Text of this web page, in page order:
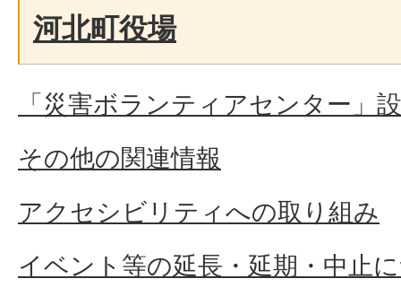
河北町役場
「災害ボランティアセンター」
その他の関連情報
アクセシビリティへの取り組み
イベント等の延長・延期・中止